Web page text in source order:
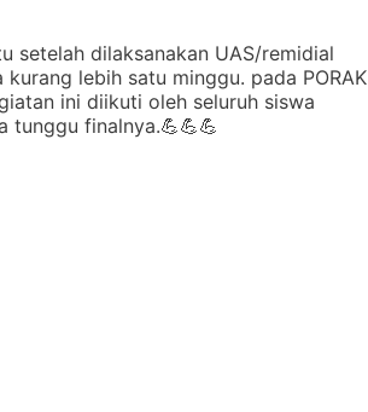
setelah dilaksanakan UAS/remidial
lebih satu minggu. pada PORAK
ini diikuti oleh seluruh siswa
tunggu finalnya.💪💪💪